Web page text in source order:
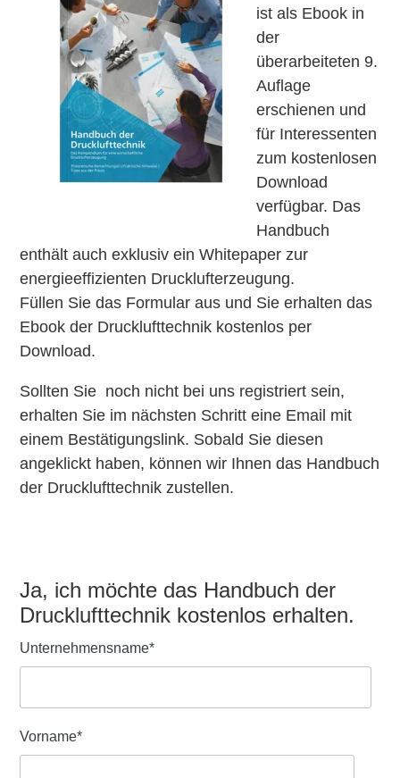
ist als Ebook in
der
überarbeiteten 9.
Auflage
erschienen und
für Interessenten
zum kostenlosen
Download
verfügbar. Das
Handbuch
enthält auch exklusiv ein Whitepaper zur
energieeffizienten Drucklufterzeugung.
Füllen Sie das Formular aus und Sie erhalten das
Ebook der Drucklufttechnik kostenlos per
Download.
Sollten Sie noch nicht bei uns registriert sein,
erhalten Sie im nächsten Schritt eine Email mit
einem Bestätigungslink. Sobald Sie diesen
angeklickt haben, können wir Ihnen das Handbuch
der Drucklufttechnik zustellen.
Ja, ich möchte das Handbuch der
Drucklufttechnik kostenlos erhalten.
Unternehmensname*
Vorname*